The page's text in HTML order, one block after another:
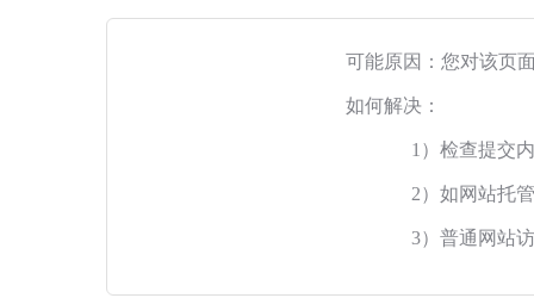
可能原因：您对该页
如何解决：
1）检查提交
2）如网站托
3）普通网站